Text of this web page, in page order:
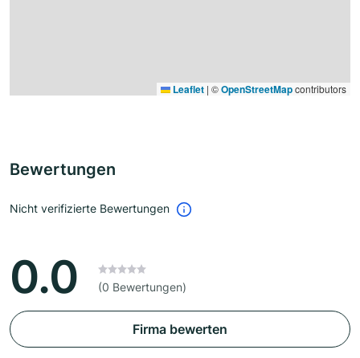
Leaflet | ©OpenStreetMapcontributors
Bewertungen
Nicht verifizierte Bewertungen
0.0 (0 Bewertungen)
Firma bewerten